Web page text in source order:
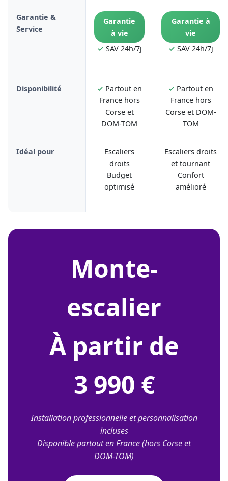
Garantie &
Service
Garantie
à vie
✓ SAV 24h/7j
Garantie à
vie
✓ SAV 24h/7j
Disponibilité ✓ Partout en
France hors
Corse et
DOM-TOM
✓ Partout en
France hors
Corse et DOM-
TOM
Idéal pour
Escaliers
droits
Budget
optimisé
Escaliers droits
et tournant
Confort
amélioré
monte-
escalier
À partir de
3 990 €
Installation professionnelle et personnalisation
incluses
Disponible partout en France (hors Corse et
DOM-TOM)